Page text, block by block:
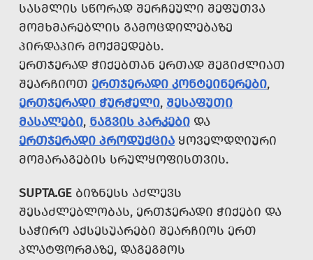
ᲡᲐᲡᲛᲚᲘᲡ ᲡᲬᲝᲠᲐᲓ ᲨᲔᲠᲩᲔᲣᲚᲘ ᲨᲔᲤᲣᲗᲕᲐ
ᲛᲝᲛᲮᲛᲐᲠᲔᲑᲚᲘᲡ ᲒᲐᲛᲝᲪᲓᲘᲚᲔᲑᲐᲖᲔ
ᲞᲘᲠᲓᲐᲞᲘᲠ ᲛᲝᲥᲛᲔᲓᲔᲑᲡ.
ᲔᲠᲗᲯᲔᲠᲐᲓ ᲭᲘᲥᲔᲑᲗᲐᲜ ᲔᲠᲗᲐᲓ ᲨᲔᲒᲘᲫᲚᲘᲐᲗ
ᲨᲔᲐᲠᲩᲘᲝᲗ ᲔᲠᲗᲯᲔᲠᲐᲓᲘ ᲙᲝᲜᲢᲔᲘᲜᲔᲠᲔᲑᲘ,
ᲔᲠᲗᲯᲔᲠᲐᲓᲘ ᲭᲣᲠᲭᲔᲚᲘ, ᲨᲔᲡᲐᲤᲣᲗᲘ
ᲛᲐᲡᲐᲚᲔᲑᲘ, ᲜᲐᲒᲕᲘᲡ ᲞᲐᲠᲙᲔᲑᲘ ᲓᲐ
ᲔᲠᲗᲯᲔᲠᲐᲓᲘ ᲞᲠᲝᲓᲣᲥᲪᲘᲐ ᲧᲝᲕᲔᲚᲓᲦᲘᲣᲠᲘ
ᲛᲝᲛᲐᲠᲐᲒᲔᲑᲘᲡ ᲡᲠᲣᲚᲧᲝᲤᲘᲡᲗᲕᲘᲡ.
SUPTA.GE ᲑᲘᲖᲜᲔᲡᲡ ᲐᲫᲚᲔᲕᲡ
ᲨᲔᲡᲐᲫᲚᲔᲑᲚᲝᲑᲐᲡ, ᲔᲠᲗᲯᲔᲠᲐᲓᲘ ᲭᲘᲥᲔᲑᲘ ᲓᲐ
ᲡᲐᲭᲘᲠᲝ ᲐᲥᲡᲔᲡᲣᲐᲠᲔᲑᲘ ᲨᲔᲐᲠᲩᲘᲝᲡ ᲔᲠᲗ
ᲞᲚᲐᲢᲤᲝᲠᲛᲐᲖᲔ, ᲓᲐᲒᲔᲒᲛᲝᲡ